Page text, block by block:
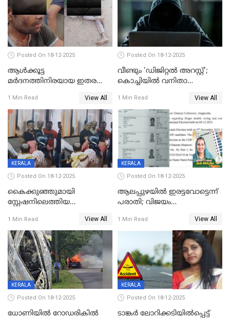
Posted On 18-12-2025
ആൾക്കൂട്ട
മർദനത്തിനിരയായ ഇതര
നടുക്കുന്ന സംഭവം
വാളയാറിൽ
1 Min Read View All
Posted On 18-12-2025
വീണ്ടും 'ഡിജിറ്റല്‍ അറസ്റ്റ്';
കൊച്ചിയില്‍ വനിതാ
കോടി രൂപ
1 Min Read View All
KERALA
Posted On 18-12-2025
കൈക്കുഞ്ഞുമായി
സ്റ്റേഷനിലെത്തിയ
കരണത്തടിച്ചു; CC ടിവി
ദൃശ്യങ്ങൾ പുറത്ത്
1 Min Read View All
KERALA
Posted On 18-12-2025
ആലപ്പുഴയിൽ ഇരട്ടവോട്ടെന്ന്
പരാതി; വിജയം
വാർഡിലെ എൽഡിഎഫ്
സ്ഥാനാർത്ഥി
1 Min Read View All
KERALA
Posted On 18-12-2025
ധോണിയിൽ റോഡരികിൽ
KERALA
Posted On 18-12-2025
ടാങ്കർ ലോറിക്കടിയിൽപ്പെട്ട്